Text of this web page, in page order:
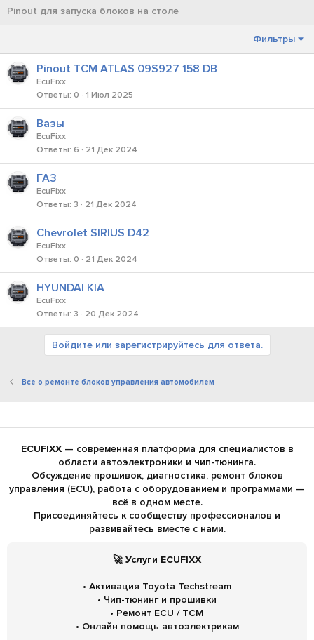
Pinout для запуска блоков на столе
Фильтры
Pinout TCM ATLAS 09S927 158 DB
EcuFixx
Ответы 0 1 Июл 2025
Вазы
EcuFixx
Ответы 6 21 Дек 2024
ГАЗ
EcuFixx
Ответы 3 21 Дек 2024
Chevrolet SIRIUS D42
EcuFixx
Ответы 0 21 Дек 2024
HYUNDAI KIA
EcuFixx
Ответы 3 20 Дек 2024
Войдите или зарегистрируйтесь для ответа.
Все о ремонте блоков управления автомобилем
ECUFIXX— современная платформа для специалистов в
области автоэлектроники и чип-тюнинга.
Обсуждение прошивок, диагностика, ремонт блоков
управления (ECU), работа с оборудованием и программами —
всё в одном месте.
Присоединяйтесь к сообществу профессионалов и
развивайтесь вместе с нами.
🚀 Услуги ECUFIXX
• Активация Toyota Techstream
• Чип-тюнинг и прошивки
• Ремонт ECU / TCM
• Онлайн помощь автоэлектрикам